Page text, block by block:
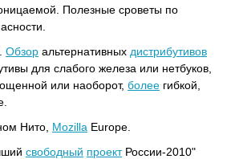
Полезные сроветы по
Обзор альтернативных дистрибутивов
для слабого железа или нетбуков,
или наоборот, более гибкой,
Нито, Mozilla Europe.
свободный проектРоссии-2010"